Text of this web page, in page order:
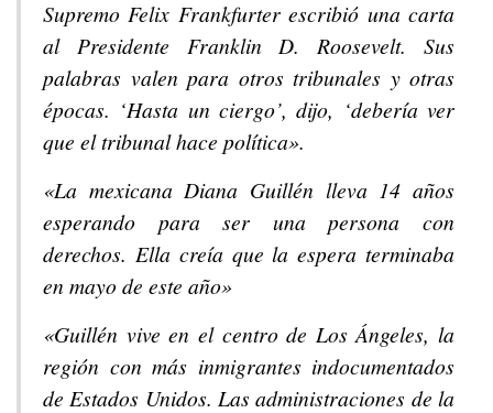
Supremo Felix Frankfurter escribió una carta
al Presidente Franklin D. Roosevelt. Sus
palabras valen para otros tribunales y otras
épocas. ‘Hasta un ciergo’, dijo, ‘debería ver
que el tribunal hace política».
«La mexicana Diana Guillén lleva 14 años
esperando para ser una persona con
derechos. Ella creía que la espera terminaba
en mayo de este año»
«Guillén vive en el centro de Los Ángeles, la
región con más inmigrantes indocumentados
de Estados Unidos. Las administraciones de la